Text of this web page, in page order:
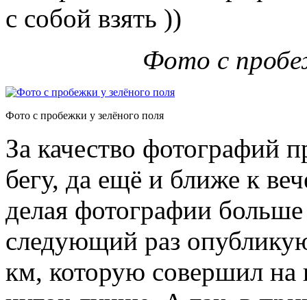
с собой взять ))
Фото с
Фото с пробежки у зелёного поля
За качество фотографий
бегу, да ещё и ближе к
делая фотографии
следующий раз
км, которую совершил на